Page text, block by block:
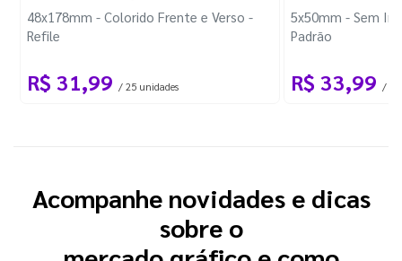
48x178mm - Colorido Frente e Verso -
Refile
R$ 31,99 / 25 unidades
5x50mm - Sem
Padrão
R$ 33,99 / 10
Acompanhe novidades e dicas
sobre o